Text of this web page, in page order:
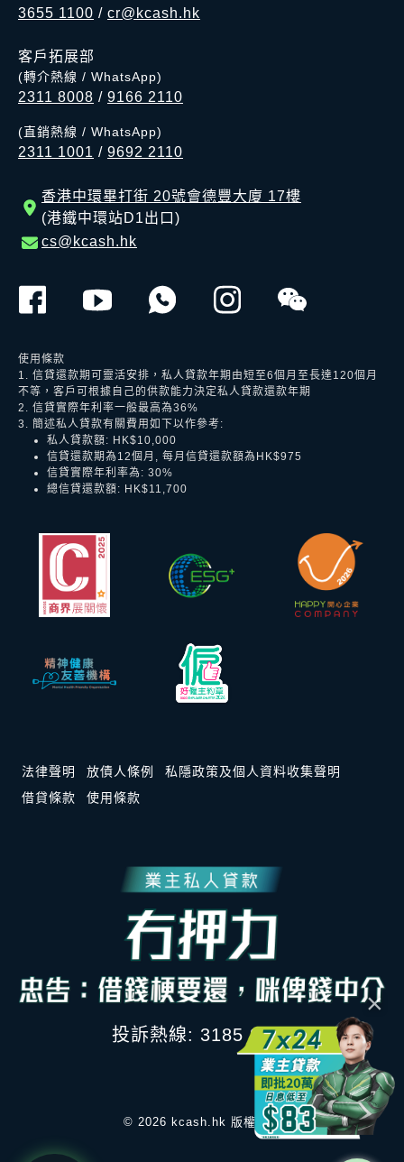
×
3655 1100 / cr@kcash.hk
客戶拓展部
(轉介熱線 / WhatsApp)
2311 8008 / 9166 2110
(直銷熱線 / WhatsApp)
2311 1001 / 9692 2110
香港中環畢打街 20號會德豐大廈 17樓
(港鐵中環站D1出口)
cs@kcash.hk
使用條款
1. 信貸還款期可靈活安排，私人貸款年期由短至6個月至長達120個月
不等，客戶可根據自己的供款能力決定私人貸款還款年期
2. 信貸實際年利率一般最高為36%
3. 簡述私人貸款有關費用如下以作參考:
私人貸款額: HK$10,000
信貸還款期為12個月, 每月信貸還款額為HK$975
信貸實際年利率為: 30%
總信貸還款額: HK$11,700
法律聲明 放債人條例
私隱政策及個人資料收集聲明
借貸條款
使用條款
投訴熱線: 3185 8847
© 2026 kcash.hk 版權所有